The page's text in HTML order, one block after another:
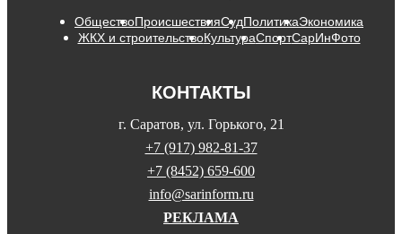
ОбществоПроисшествияСудПолитикаЭкономика
ЖКХ и строительствоКультураСпортСарИнФото
КОНТАКТЫ
г. Саратов, ул. Горького, 21
+7 (917) 982-81-37
+7 (8452) 659-600
info@sarinform.ru
РЕКЛАМА